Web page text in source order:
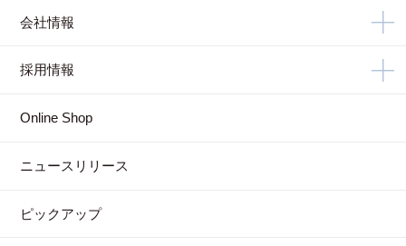
会社情報
採用情報
Online Shop
ニュースリリース
ピックアップ